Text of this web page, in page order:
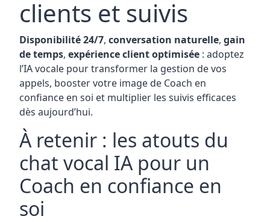
clients et suivis
Disponibilité 24/7, conversation naturelle, gain
de temps, expérience client optimisée : adoptez
l’IA vocale pour transformer la gestion de vos
appels, booster votre image de Coach en
confiance en soi et multiplier les suivis efficaces
dès aujourd’hui.
À retenir : les atouts du
chat vocal IA pour un
Coach en confiance en
soi